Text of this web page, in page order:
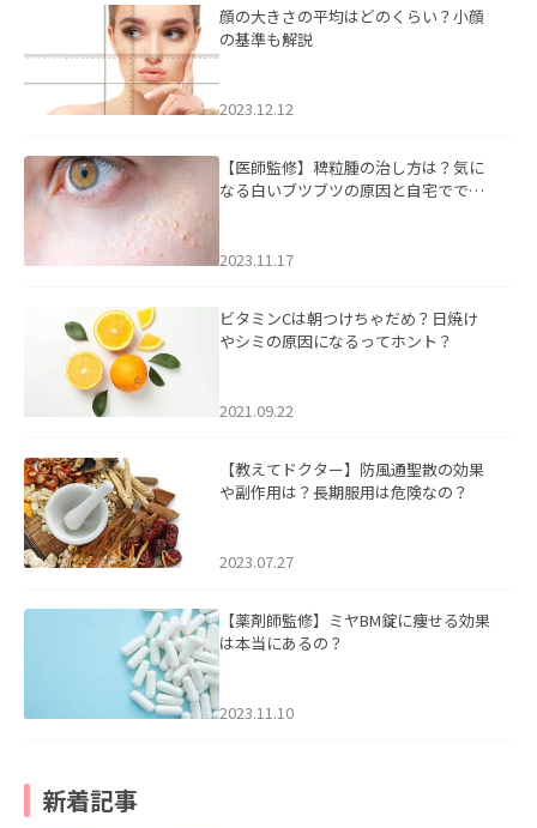
顔の大きさの平均はどのくらい？小顔
の基準も解説
2023.12.12
【医師監修】稗粒腫の治し方は？気に
なる白いブツブツの原因と自宅ででき
2023.11.17
ビタミンCは朝つけちゃだめ？日焼け
やシミの原因になるってホント？
2021.09.22
【教えてドクター】防風通聖散の効果
や副作用は？長期服用は危険なの？
2023.07.27
【薬剤師監修】ミヤBM錠に痩せる効果
は本当にあるの？
2023.11.10
新着記事